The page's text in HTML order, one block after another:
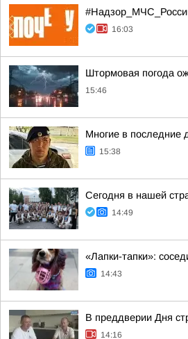
16:03
Штормовая погода
15:46
Многие в последние
15:38
Сегодня в нашей
14:49
«Лапки-тапки»:
14:43
В преддверии Дня
14:16